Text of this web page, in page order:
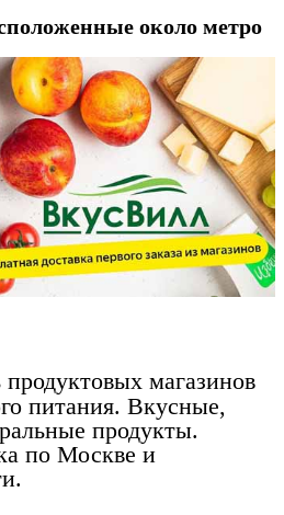
около метро
продуктовых магазинов
питания. Вкусные,
продукты.
по Москве и